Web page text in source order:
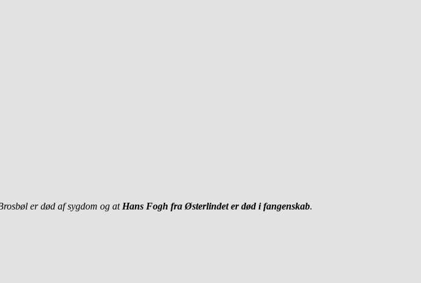
er død af sygdom og at Hans Fogh fra Østerlindet er død i fangenskab.